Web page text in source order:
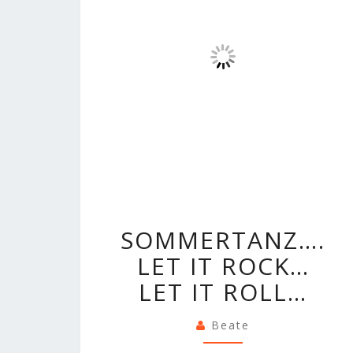
IT
ROCK…
LET
IT
ROLL…
SOMMERTANZ….
LET IT ROCK…
LET IT ROLL…
Beate